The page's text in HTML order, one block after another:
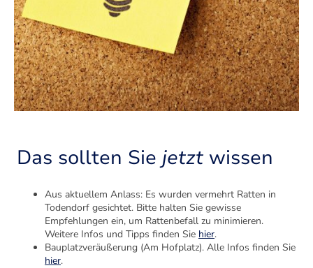
Das sollten Sie jetzt wissen
Aus aktuellem Anlass: Es wurden vermehrt Ratten in
Todendorf gesichtet. Bitte halten Sie gewisse
Empfehlungen ein, um Rattenbefall zu minimieren.
Weitere Infos und Tipps finden Sie hier.
Bauplatzveräußerung (Am Hofplatz). Alle Infos finden Sie
hier.